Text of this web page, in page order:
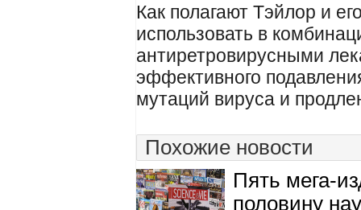
Как полагают Тэйлор и
использовать в
антиретровирусными
эффективного
мутаций вируса и
Похожие новости
Пять мега-
половину